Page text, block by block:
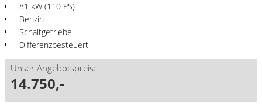
81 kW (110 PS)
Benzin
Schaltgetriebe
Differenzbesteuert
Unser Angebotspreis:
14.750,-